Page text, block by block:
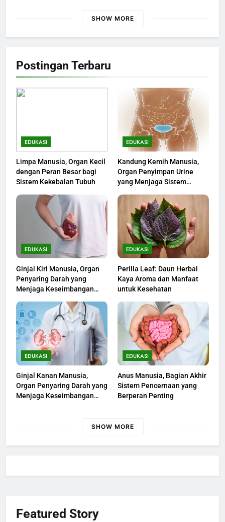
SHOW MORE
Postingan Terbaru
EDUKASI
Limpa Manusia, Organ Kecil
dengan Peran Besar bagi
Sistem Kekebalan Tubuh
EDUKASI
Kandung Kemih Manusia,
Organ Penyimpan Urine
yang Menjaga Sistem
EDUKASI
Ginjal Kiri Manusia, Organ
Penyaring Darah yang
Menjaga Keseimbangan
EDUKASI
Perilla Leaf: Daun Herbal
Kaya Aroma dan Manfaat
untuk Kesehatan
EDUKASI
Ginjal Kanan Manusia,
Organ Penyaring Darah yang
Menjaga Keseimbangan
EDUKASI
Anus Manusia, Bagian Akhir
Sistem Pencernaan yang
Berperan Penting
SHOW MORE
Featured Story